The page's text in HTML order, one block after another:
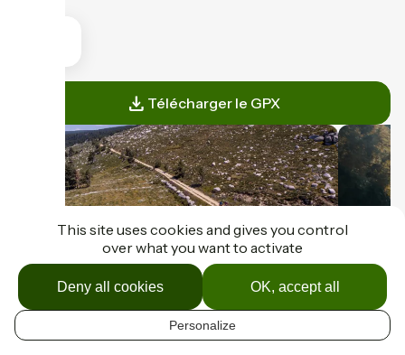
EN
Télécharger le GPX
Bagnols-les-Bains / Le Pont-de-
Montvert
4 h 30 min Hard
Le
57 km
This site uses cookies and gives you control
over what you want to activate
OK, accept all
Deny all cookies
Personalize